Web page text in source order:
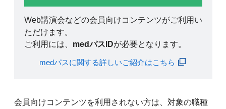
Web講演会などの会員向けコンテンツがご利用い
ただけます。
ご利用には、 medパスIDが必要となります。
medパスに関する詳しいご紹介はこちら
会員向けコンテンツを利用されない方は、対象の職種